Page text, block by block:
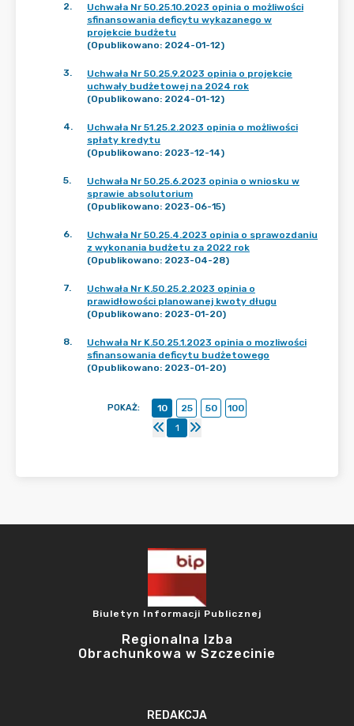
2.
Uchwała Nr 50.25.10.2023 opinia o możliwości
sfinansowania deficytu wykazanego w
projekcie budżetu
(Opublikowano: 2024-01-12)
3.
Uchwała Nr 50.25.9.2023 opinia o projekcie
uchwały budżetowej na 2024 rok
(Opublikowano: 2024-01-12)
4.
Uchwała Nr 51.25.2.2023 opinia o możliwości
spłaty kredytu
(Opublikowano: 2023-12-14)
5.
Uchwała Nr 50.25.6.2023 opinia o wniosku w
sprawie absolutorium
(Opublikowano: 2023-06-15)
6.
Uchwała Nr 50.25.4.2023 opinia o sprawozdaniu
z wykonania budżetu za 2022 rok
(Opublikowano: 2023-04-28)
7.
Uchwała Nr K.50.25.2.2023 opinia o
prawidłowości planowanej kwoty długu
(Opublikowano: 2023-01-20)
8.
Uchwała Nr K.50.25.1.2023 opinia o mozliwości
sfinansowania deficytu budżetowego
(Opublikowano: 2023-01-20)
POKAŻ: 10 25 50
100
1
Biuletyn Informacji Publicznej
Regionalna Izba
Obrachunkowa w Szczecinie
REDAKCJA